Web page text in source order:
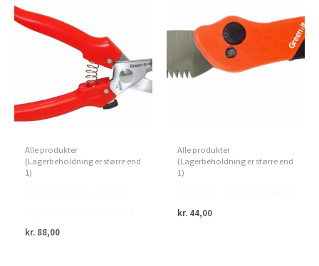
Alle produkter
(Lagerbeholdning er større end
1)
kr. 88,00
Alle produkter
(Lagerbeholdning er større end
1)
kr. 44,00